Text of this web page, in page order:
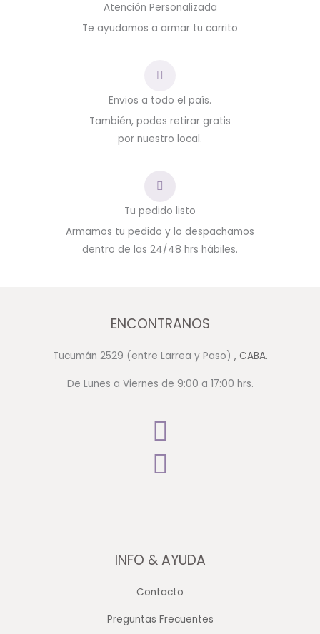
Atención Personalizada
Te ayudamos a armar tu carrito
Envios a todo el país.
También, podes retirar gratis
por nuestro local.
Tu pedido listo
Armamos tu pedido y lo despachamos
dentro de las 24/48 hrs hábiles.
ENCONTRANOS
Tucumán 2529 (entre Larrea y Paso) , CABA.
De Lunes a Viernes de 9:00 a 17:00 hrs.
INFO & AYUDA
Contacto
Preguntas Frecuentes